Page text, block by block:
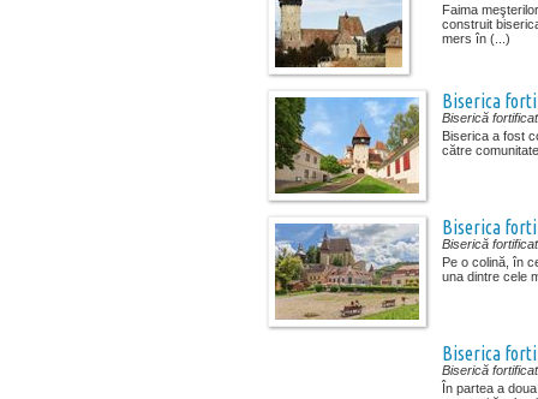
Faima
construit
mers în (...)
Biserica
Biserică
Biserica a fost
către
Biserica
Biserică
Pe o colină, în
una dintre cele
Biserica
Biserică
În partea a